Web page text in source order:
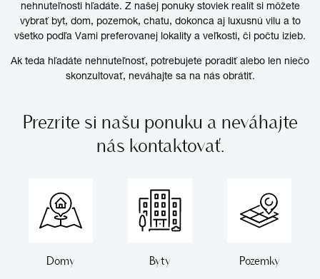
nehnuteľnosti hľadáte. Z našej ponuky stoviek realít si môžete
vybrať byt, dom, pozemok, chatu, dokonca aj luxusnú vilu a to
všetko podľa Vami preferovanej lokality a veľkosti, či počtu izieb.
Ak teda hľadáte nehnuteľnosť, potrebujete poradiť alebo len niečo
skonzultovať, neváhajte sa na nás obrátiť.
Prezrite si našu ponuku a neváhajte
nás kontaktovať.
Domy Byty Pozemky